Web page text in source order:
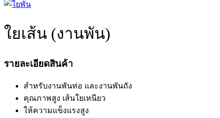
ใยเส้น (งานพัน)
รายละเอียดสินค้า
สำหรับงานพันท่อ และงานพันถัง
คุณภาพสูง เส้นใยเหนียว
ให้ความแข็งแรงสูง